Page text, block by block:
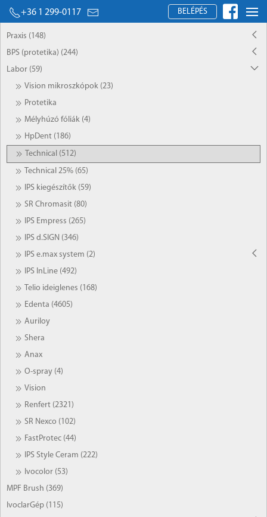
+36 1 299-0117 BELÉPÉS
Praxis (148)
BPS (protetika) (244)
Labor (59)
Vision mikroszkópok (23)
Protetika
Mélyhúzó fóliák (4)
HpDent (186)
Technical (512)
Technical 25% (65)
IPS kiegészítők (59)
SR Chromasit (80)
IPS Empress (265)
IPS d.SIGN (346)
IPS e.max system (2)
IPS InLine (492)
Telio ideiglenes (168)
Edenta (4605)
Auriloy
Shera
Anax
O-spray (4)
Vision
Renfert (2321)
SR Nexco (102)
FastProtec (44)
IPS Style Ceram (222)
Ivocolor (53)
MPF Brush (369)
IvoclarGép (115)